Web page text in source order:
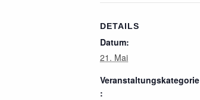
DETAILS
Datum:
21. Mai
Veranstaltungskategorie
: